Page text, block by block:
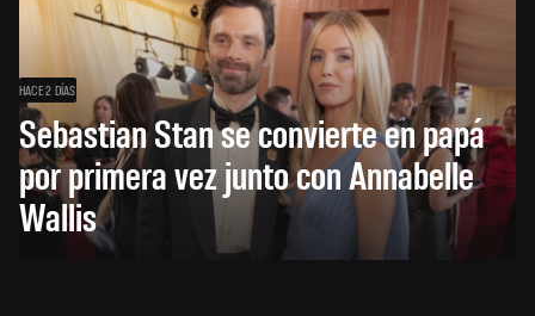
HACE 2 DÍAS
Sebastian Stan se convierte en papá
por primera vez junto con Annabelle
Wallis